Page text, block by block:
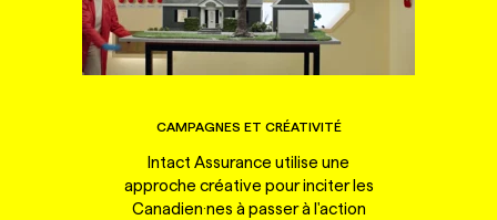
CAMPAGNES ET CRÉATIVITÉ
Intact Assurance utilise une
approche créative pour inciter les
Canadien·nes à passer à l'action